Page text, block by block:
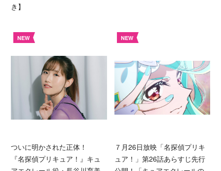
き】
NEW
ついに明かされた正体！
『名探偵プリキュア！』キュ
NEW
７月26日放映「名探偵プリキ
ュア！」第26話あらすじ先行